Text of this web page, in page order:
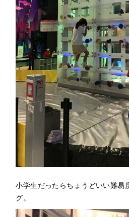
小学生だったらちょうどいい難易
グ。